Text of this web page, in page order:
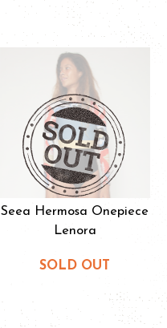
Seea Hermosa Onepiece
Lenora
SOLD OUT